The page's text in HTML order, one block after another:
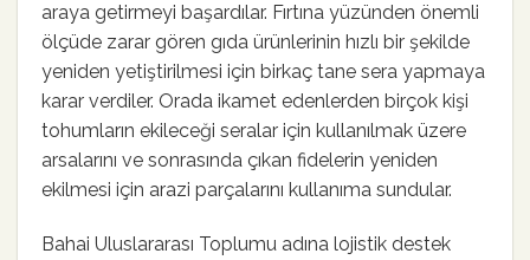
araya getirmeyi başardılar. Fırtına yüzünden önemli
ölçüde zarar gören gıda ürünlerinin hızlı bir şekilde
yeniden yetiştirilmesi için birkaç tane sera yapmaya
karar verdiler. Orada ikamet edenlerden birçok kişi
tohumların ekileceği seralar için kullanılmak üzere
arsalarını ve sonrasında çıkan fidelerin yeniden
ekilmesi için arazi parçalarını kullanıma sundular.
Bahai Uluslararası Toplumu adına lojistik destek